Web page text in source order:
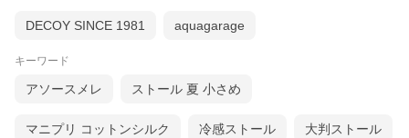
DECOY SINCE 1981 aquagarage
キーワード
アソースメレ ストール 夏 小さめ
マニプリ コットンシルク 冷感ストール 大判ストール